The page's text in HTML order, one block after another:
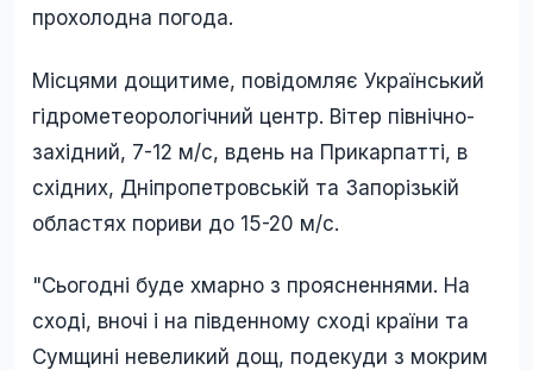
прохолодна погода.
Місцями дощитиме, повідомляє Український
гідрометеорологічний центр. Вітер північно-
західний, 7-12 м/с, вдень на Прикарпатті, в
східних, Дніпропетровській та Запорізькій
областях пориви до 15-20 м/с.
"Сьогодні буде хмарно з проясненнями. На
сході, вночі і на південному сході країни та
Сумщині невеликий дощ, подекуди з мокрим